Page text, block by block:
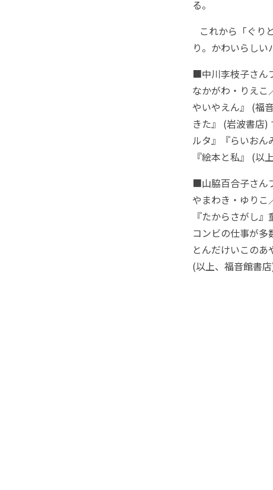
る。
これから「ぐり
り。かわいらしい
■中川李枝子さん
なかがわ・りえこ
やいやえん』 (福
きた』 (岩波書店)
ルタ』『らいおん
『絵本と私』 (以
■山脇百合子さん
やまわき・ゆりこ
『たからさがし
コンビの仕事が
とんだけいこのあ
(以上、福音館書